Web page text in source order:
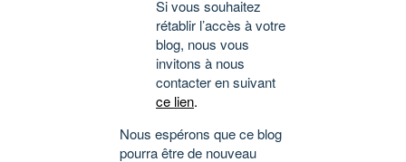
Si vous souhaitez
rétablir l’accès à votre
blog, nous vous
invitons à nous
contacter en suivant
ce lien.
Nous espérons que ce blog
pourra être de nouveau